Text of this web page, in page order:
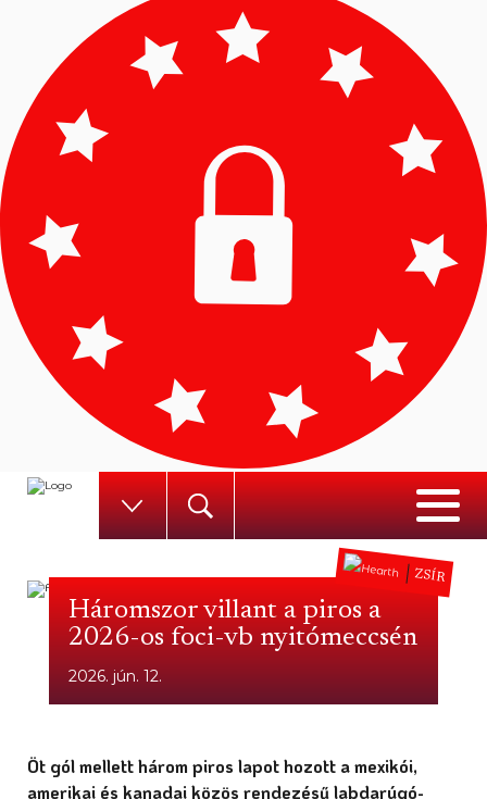
ZSÍR
Háromszor villant a piros a
2026-os foci-vb nyitómeccsén
2026. jún. 12.
Öt gól mellett három piros lapot hozott a mexikói,
amerikai és kanadai közös rendezésű labdarúgó-